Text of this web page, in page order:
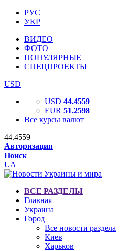
РУС
УКР
ВИДЕО
ФОТО
ПОПУЛЯРНЫЕ
СПЕЦПРОЕКТЫ
USD
USD 44.4559
EUR 51.2598
Все курсы валют
44.4559
Авторизация
Поиск
UA
ВСЕ РАЗДЕЛЫ
Главная
Украина
Город
Все новости раздела
Киев
Харьков